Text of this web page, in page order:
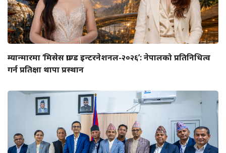
म्यान्मारमा ‘मिसेस ग्राण्ड इन्टरनेशनल-२०२६’: नेपालको प्रतिनिधित्व
गर्न प्रतिक्षा थापा प्रस्थान